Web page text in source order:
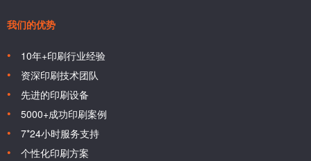
我们的优势
10年+印刷行业经验
资深印刷技术团队
先进的印刷设备
5000+成功印刷案例
7*24小时服务支持
个性化印刷方案